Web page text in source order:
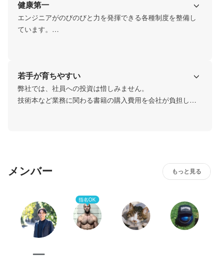
ルがあれば、さまざまな仕事をお任せします！
健康第一
エンジニアがのびのびと力を発揮できる各種制度を整備し
ています。
色々な制度をご用意していますので、どんどん活用してく
ださい！
若手が育ちやすい
弊社では、社員への投資は惜しみません。
技術本など業務に関わる書籍の購入費用を会社が負担して
エンジニアとしての成長機会の場を作っています。
メンバー もっと見る
指名OK